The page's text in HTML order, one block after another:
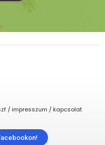
/ impresszum / kapcsolat